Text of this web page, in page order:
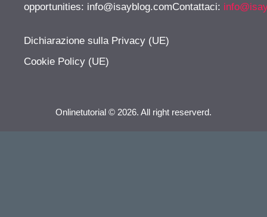
opportunities: info@isayblog.comContattaci:
Dichiarazione sulla Privacy (UE)
Cookie Policy (UE)
Onlinetutorial © 2026. All right reserverd.